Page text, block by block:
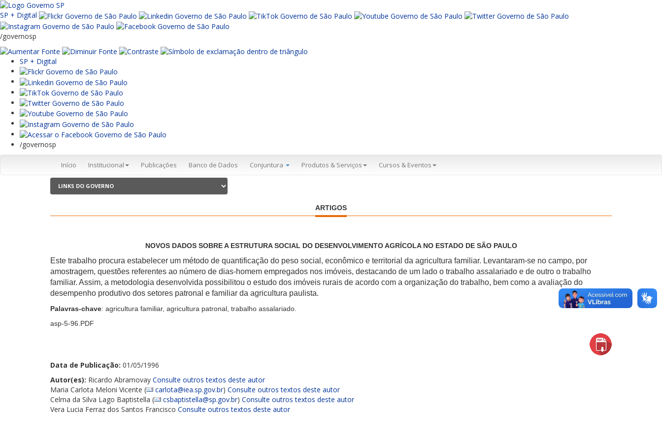
SP + Digital
/governosp
SP + Digital
/governosp
Início Institucional Publicações Banco de Dados Conjuntura Produtos & Serviços Cursos & Eventos
ARTIGOS
NOVOS DADOS SOBRE A ESTRUTURA SOCIAL DO DESENVOLVIMENTO AGRÍCOLA NO ESTADO DE SÃO PAULO
Este trabalho procura estabelecer um método de quantificação do peso social, econômico e territorial da agricultura familiar. Levantaram-se no campo, por
amostragem, questões referentes ao número de dias-homem empregados nos imóveis, destacando de um lado o trabalho assalariado e de outro o trabalho
familiar. Assim, a metodologia desenvolvida possibilitou o estudo dos imóveis rurais de acordo com a organização do trabalho, bem como a avaliação do
desempenho produtivo dos setores patronal e familiar da agricultura paulista.
Palavras-chave: agricultura familiar, agricultura patronal, trabalho assalariado.
asp-5-96.PDF
Data de Publicação: 01/05/1996
Autor(es): Ricardo Abramovay Consulte outros textos deste autor
Maria Carlota Meloni Vicente (
carlota@iea.sp.gov.br) Consulte outros textos deste autor
Celma da Silva Lago Baptistella (
csbaptistella@sp.gov.br) Consulte outros textos deste autor
Vera Lucia Ferraz dos Santos Francisco Consulte outros textos deste autor